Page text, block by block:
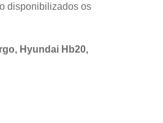
disponibilizados os
Hyundai Hb20,